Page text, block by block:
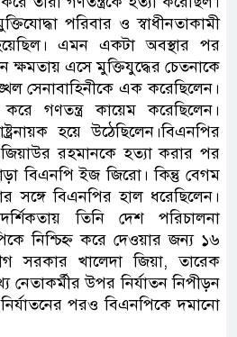
পরিবার ও স্বাধীনতাকামী
এমন একটা অবস্থার পর
ক্ষমতায় এসে মুক্তিযুদ্ধের চেতনাকে
সেনাবাহিনীকে এক করেছিলেন।
গণতন্ত্র কায়েম করেছিলেন।
হয়ে উঠেছিলেন।বিএনপির
রহমানকে হত্যা করার পর
বিএনপি ইজ জিরো। কিন্তু বেগম
সঙ্গে বিএনপির হাল ধরেছিলেন।
তিনি দেশ পরিচালনা
নিশ্চিহ্ন করে দেওয়ার জন্য ১৬
সরকার খালেদা জিয়া, তারেক
নেতাকর্মীর উপর নির্যাতন নিপীড়ন
পরও বিএনপিকে দমানো